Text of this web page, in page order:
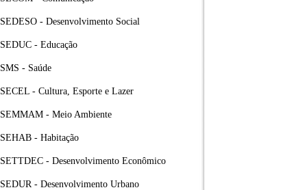
SEDESO - Desenvolvimento Social
SEDUC - Educação
SMS - Saúde
SECEL - Cultura, Esporte e Lazer
SEMMAM - Meio Ambiente
SEHAB - Habitação
SETTDEC - Desenvolvimento Econômico
SEDUR - Desenvolvimento Urbano